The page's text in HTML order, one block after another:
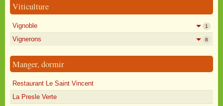
Viticulture
Vignoble 1
Vignerons 8
Manger, dormir
Restaurant Le Saint Vincent
La Presle Verte